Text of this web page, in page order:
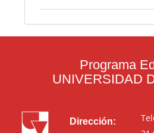
Programa
UNIVERSIDAD
Dirección: